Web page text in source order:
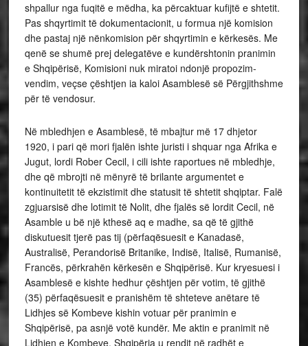
shpallur nga fuqitë e mëdha, ka përcaktuar kufijtë e shtetit.
Pas shqyrtimit të dokumentacionit, u formua një komision
dhe pastaj një nënkomision për shqyrtimin e kërkesës. Me
qenë se shumë prej delegatëve e kundërshtonin pranimin
e Shqipërisë, Komisioni nuk miratoi ndonjë propozim-
vendim, veçse çështjen ia kaloi Asamblesë së Përgjithshme
për të vendosur.
Në mbledhjen e Asamblesë, të mbajtur më 17 dhjetor
1920, i pari që mori fjalën ishte juristi i shquar nga Afrika e
Jugut, lordi Rober Cecil, i cili ishte raportues në mbledhje,
dhe që mbrojti në mënyrë të brilante argumentet e
kontinuitetit të ekzistimit dhe statusit të shtetit shqiptar. Falë
zgjuarsisë dhe lotimit të Nolit, dhe fjalës së lordit Cecil, në
Asamble u bë një kthesë aq e madhe, sa që të gjithë
diskutuesit tjerë pas tij (përfaqësuesit e Kanadasë,
Australisë, Perandorisë Britanike, Indisë, Italisë, Rumanisë,
Francës, përkrahën kërkesën e Shqipërisë. Kur kryesuesi i
Asamblesë e kishte hedhur çështjen për votim, të gjithë
(35) përfaqësuesit e pranishëm të shteteve anëtare të
Lidhjes së Kombeve kishin votuar për pranimin e
Shqipërisë, pa asnjë votë kundër. Me aktin e pranimit në
Lidhjen e Kombeve, Shqipëria u rendit në radhët e